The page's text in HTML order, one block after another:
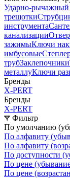
Ударно-рычажный
трещотки
инструмента
канализации
зажимыКлючи
имбусовые
трубЗаклепочники
металлуКлючи
Бренды
X-PERT
Бренды
X-PERT
Фильтр
По умолчанию
По алфавиту
По алфавиту
По доступности
По цене
По цене